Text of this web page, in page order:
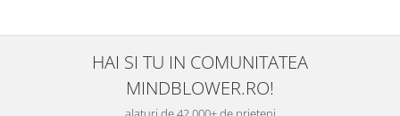
este sigură, fără scurgeri. O
folosesc aproape zilnic la
serviciu și sunt foarte
mulțumită.
HAI SI TU IN COMUNITATEA
MINDBLOWER.RO!